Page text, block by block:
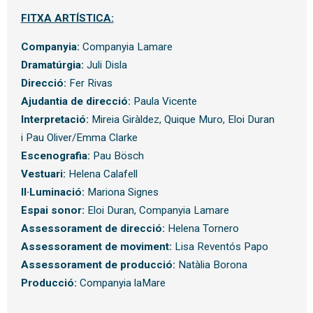
FITXA ARTÍSTICA:
Companyia: Companyia Lamare
Dramatúrgia: Juli Disla
Direcció: Fer Rivas
Ajudantia de direcció: Paula Vicente
Interpretació: Mireia Giràldez, Quique Muro, Eloi Duran
i Pau Oliver/Emma Clarke
Escenografia: Pau Bösch
Vestuari: Helena Calafell
Il·Luminació: Mariona Signes
Espai sonor: Eloi Duran, Companyia Lamare
Assessorament de direcció: Helena Tornero
Assessorament de moviment: Lisa Reventós Papo
Assessorament de producció: Natàlia Borona
Producció: Companyia laMare